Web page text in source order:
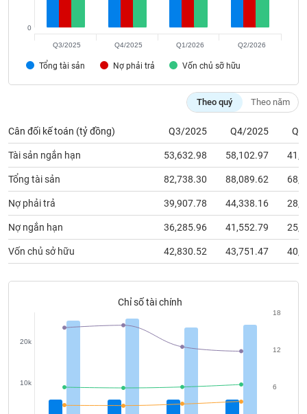
Tổng tài sản Nợ phải trả Vốn chủ sỡ hữu
0
Q3/2025 Q4/2025 Q1/2026 Q2/2026
Theo quý Theo năm
Cân đối kế toán (tỷ đồng) Q3/2025 Q4/2025
Tài sản ngắn hạn 53,632.98 58,102.97
Tổng tài sản 82,738.30 88,089.62
Nợ phải trả 39,907.78 44,338.16
Nợ ngắn hạn 36,285.96 41,552.79
Vốn chủ sở hữu 42,830.52 43,751.47
Chỉ số tài chính
10k
20k
6
12
18
đầu
tư
Truyền
thông
tài
chính
tài